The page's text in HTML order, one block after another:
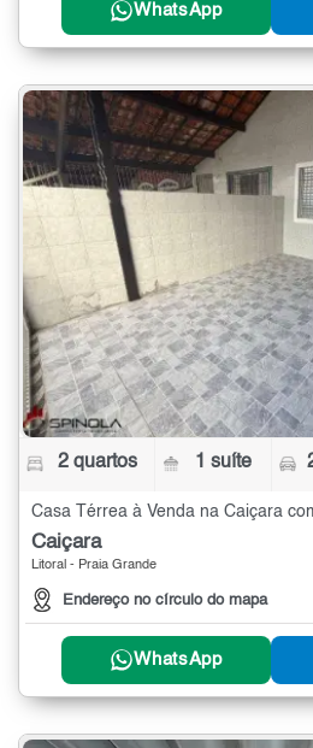
WhatsApp
2 quartos 1 suíte
Casa Térrea à Venda na Caiçara
Caiçara
Litoral - Praia Grande
Endereço no círculo do mapa
WhatsApp